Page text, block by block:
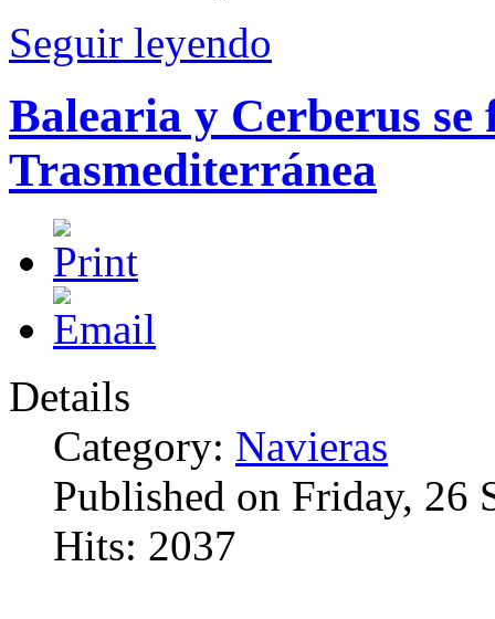
Seguir leyendo
Balearia y Cerberus
Trasmediterránea
Details
Category: Navieras
Published on Friday, 26
Hits: 2037